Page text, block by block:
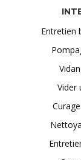
Entretien
Vider